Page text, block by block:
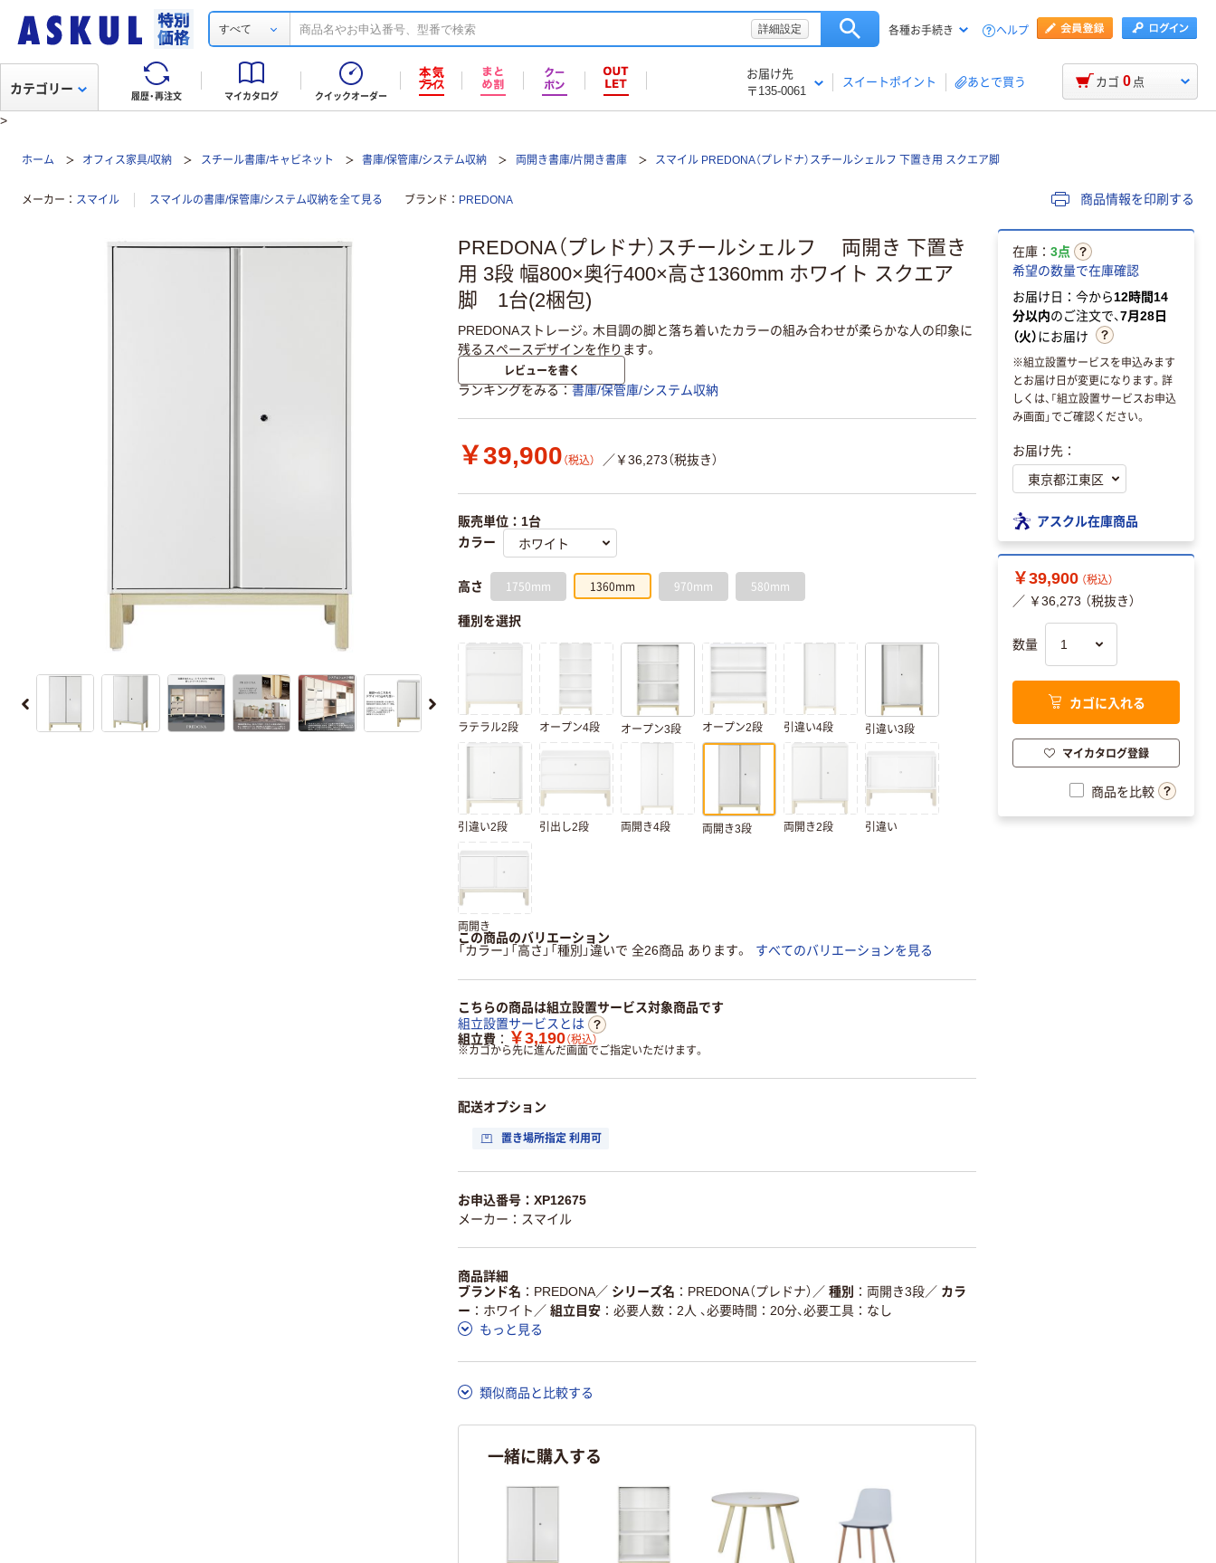
すべて 詳細設定 各種お手続き ヘルプ
履歴・再注文 マイカタログ クイックオーダー
お届け先
〒135-0061
スイートポイント あとで買う
カテゴリー カゴ 0 点
>
ホーム オフィス家具/収納 スチール書庫/キャビネット 書庫/保管庫/システム収納 両開き書庫/片開き書庫 スマイル PREDONA（プレドナ）スチールシェルフ 下置き用 スクエア脚
メーカー スマイル スマイルの書庫/保管庫/システム収納を全て見る ブランド PREDONA 商品情報を印刷する
PREDONA（プレドナ）スチールシェルフ 両開き 下置き
用 3段 幅800×奥行400×高さ1360mm ホワイト スクエア
脚 1台(2梱包)
PREDONAストレージ。木目調の脚と落ち着いたカラーの組み合わせが柔らかな人の印象に
残るスペースデザインを作ります。
レビューを書く
ランキングをみる 書庫/保管庫/システム収納
￥39,900 （税込） ／￥36,273（税抜き）
販売単位：1台
カラー
高さ 1750mm 1360mm 970mm 580mm
種別を選択
ラテラル2段 オープン4段 オープン3段 オープン2段 引違い4段 引違い3段
引違い2段 引出し2段 両開き4段 両開き3段 両開き2段 引違い
両開き
この商品のバリエーション
「カラー」「高さ」「種別」違いで 全26商品 あります。
すべてのバリエーションを見る
こちらの商品は組立設置サービス対象商品です
組立設置サービスとは
組立費
￥3,190（税込）
※カゴから先に進んだ画面でご指定いただけます。
配送オプション
置き場所指定 利用可
お申込番号：XP12675
メーカー：スマイル
商品詳細
ブランド名
PREDONA／ シリーズ名 PREDONA（プレドナ） ／ 種別 両開き3段／ カラ
ー
ホワイト ／ 組立目安
必要人数：2人 、必要時間：20分、必要工具：なし
もっと見る
類似商品と比較する
一緒に購入する
在庫： 3点
希望の数量で在庫確認
お届け日：今から12時間14
分以内のご注文で、7月28日
（火）にお届け
※組立設置サービスを申込みます
とお届け日が変更になります。詳
しくは、「組立設置サービスお申込
み画面」でご確認ください。
お届け先：
アスクル在庫商品
￥39,900 （税込）
／ ￥36,273 （税抜き）
数量
カゴに入れる
マイカタログ登録
商品を比較